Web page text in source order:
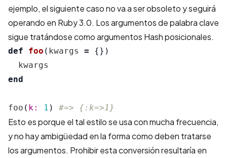
ejemplo, el siguiente caso no va a ser obsoleto y seguirá
operando en Ruby 3.0. Los argumentos de palabra clave
sigue tratándose como argumentos Hash posicionales.
def foo ( kwargs =
{})
kwargs
end
foo ( k: 1 ) #=> {:k=>1}
Esto es porque el tal estilo se usa con mucha frecuencia,
y no hay ambigüedad en la forma como deben tratarse
los argumentos. Prohibir esta conversión resultaría en